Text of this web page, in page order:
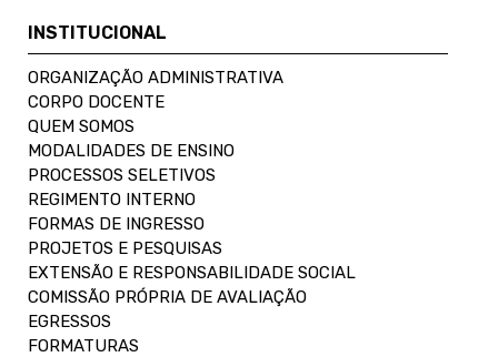
INSTITUCIONAL
ORGANIZAÇÃO ADMINISTRATIVA
CORPO DOCENTE
QUEM SOMOS
MODALIDADES DE ENSINO
PROCESSOS SELETIVOS
REGIMENTO INTERNO
FORMAS DE INGRESSO
PROJETOS E PESQUISAS
EXTENSÃO E RESPONSABILIDADE SOCIAL
COMISSÃO PRÓPRIA DE AVALIAÇÃO
EGRESSOS
FORMATURAS